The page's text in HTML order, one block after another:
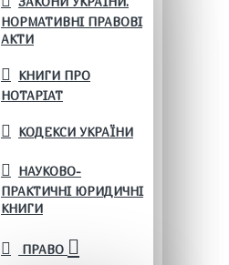
НОРМАТИВНІ ПРАВОВІ
АКТИ
КНИГИ ПРО
НОТАРІАТ
КОДЕКСИ УКРАЇНИ
НАУКОВО-
ПРАКТИЧНІ ЮРИДИЧНІ
КНИГИ
ПРАВО